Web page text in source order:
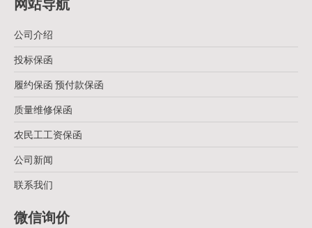
网站导航
公司介绍
投标保函
履约保函 预付款保函
质量维修保函
农民工工资保函
公司新闻
联系我们
微信询价